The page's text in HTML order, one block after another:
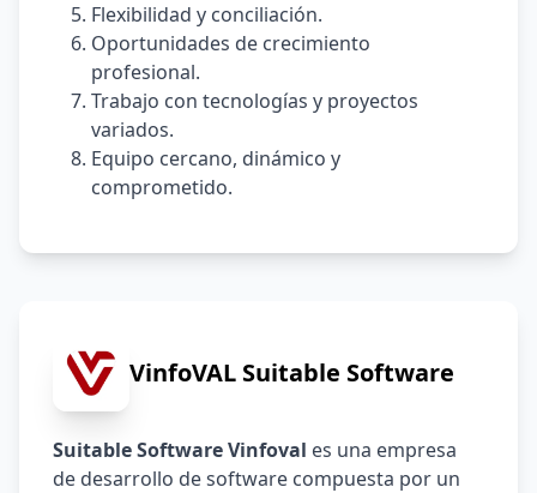
Flexibilidad y conciliación.
Oportunidades de crecimiento
profesional.
Trabajo con tecnologías y proyectos
variados.
Equipo cercano, dinámico y
comprometido.
VinfoVAL Suitable Software
Suitable Software Vinfoval es una empresa
de desarrollo de software compuesta por un